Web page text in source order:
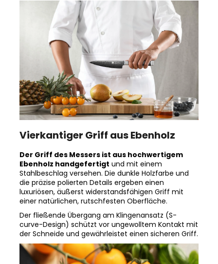
Vierkantiger Griff aus Ebenholz
Der Griff des Messers ist aus hochwertigem
Ebenholz handgefertigtund mit einem
Stahlbeschlag versehen. Die dunkle Holzfarbe und
die präzise polierten Details ergeben einen
luxuriösen, äußerst widerstandsfähigen Griff mit
einer natürlichen, rutschfesten Oberfläche.
Der fließende Übergang am Klingenansatz (S-
curve-Design) schützt vor ungewolltem Kontakt mit
der Schneide und gewährleistet einen sicheren Griff.